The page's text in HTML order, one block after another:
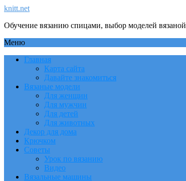
knitt.net
Обучение вязанию спицами, выбор моделей
Меню
Главная
Карта сайта
Давайте знакомиться
Вязаные модели
Для женщин
Для мужчин
Для детей
Для животных
Декор для дома
Крючком
Советы
Урок по вязанию
Видео
Вязальные машины